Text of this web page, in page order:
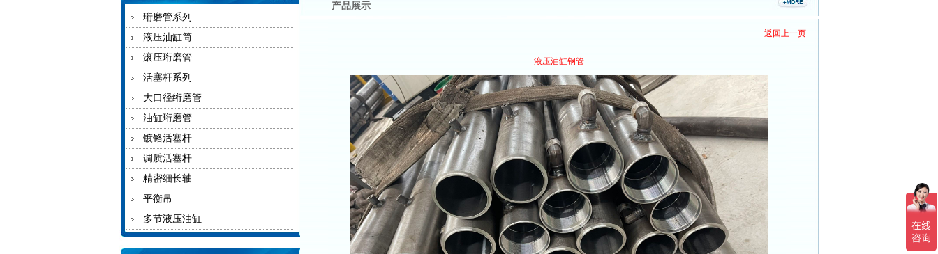
珩磨管系列
液压油缸筒
滚压珩磨管
活塞杆系列
大口径绗磨管
油缸珩磨管
镀铬活塞杆
调质活塞杆
精密细长轴
平衡吊
多节液压油缸
产品展示
返回上一页
液压油缸钢管